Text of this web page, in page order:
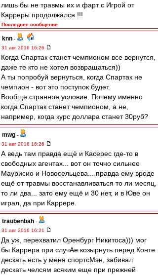
лишь бы не травмы их и фарт с Игрой от
Карреры продолжался !!!
Последнее сообщение
knn -
31 авг 2016 16:26
Когда Спартак станет чемпионом все вернутся,
даже те кто не хотел возвращаться))
А ты попробуй вернуться, когда Спартак не
чемпион - вот это поступок будет.
Вообще странное условие. Почему именно
когда Спартак станет чемпионом, а не,
например, когда курс доллара станет 30руб?
mwg -
31 авг 2016 16:26
А ведь там правда ещё и Касерес где-то в
свободных агентах... вот он точно сильнее
Маурисио и Новосельцева... правда ему вроде
ещё от травмы восстанавливаться то ли месяц,
то ли два... зато ему ещё и 30 нет, и в Юве он
играл, да при Каррере.
traubenbah -
31 авг 2016 16:21
Да уж, перехватил Оренбург Никитоса))) мог
бы Каррера при случАе козырнуть перед Конте
дескать есть у меня спортсМэн, забивал
дескать челсям всяким еще при прежней